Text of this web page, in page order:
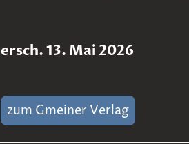
ersch. 13. Mai 2026
zum Gmeiner Verlag